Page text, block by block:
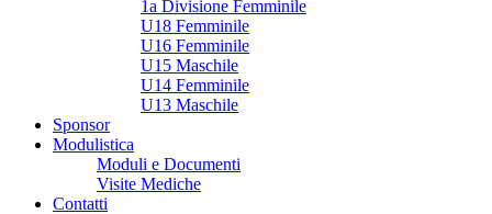
1a Divisione Femminile
U18 Femminile
U16 Femminile
U15 Maschile
U14 Femminile
U13 Maschile
Sponsor
Modulistica
Moduli e Documenti
Visite Mediche
Contatti